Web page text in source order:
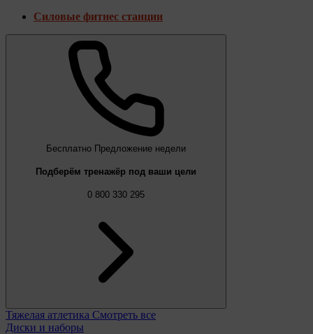
Силовые фитнес станции
Бесплатно Предложение недели
Подберём тренажёр под ваши цели
0 800 330 295
Тяжелая атлетика Смотреть все
Диски и наборы